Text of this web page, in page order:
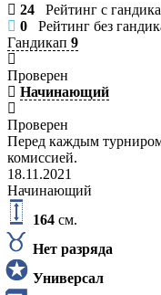
24 Рейтинг с
0 Рейтинг без
Гандикап 9
Проверен
Начинающий
Проверен
Перед каждым турниром
комиссией.
18.11.2021
Начинающий
164 см.
Нет разряда
Универсал